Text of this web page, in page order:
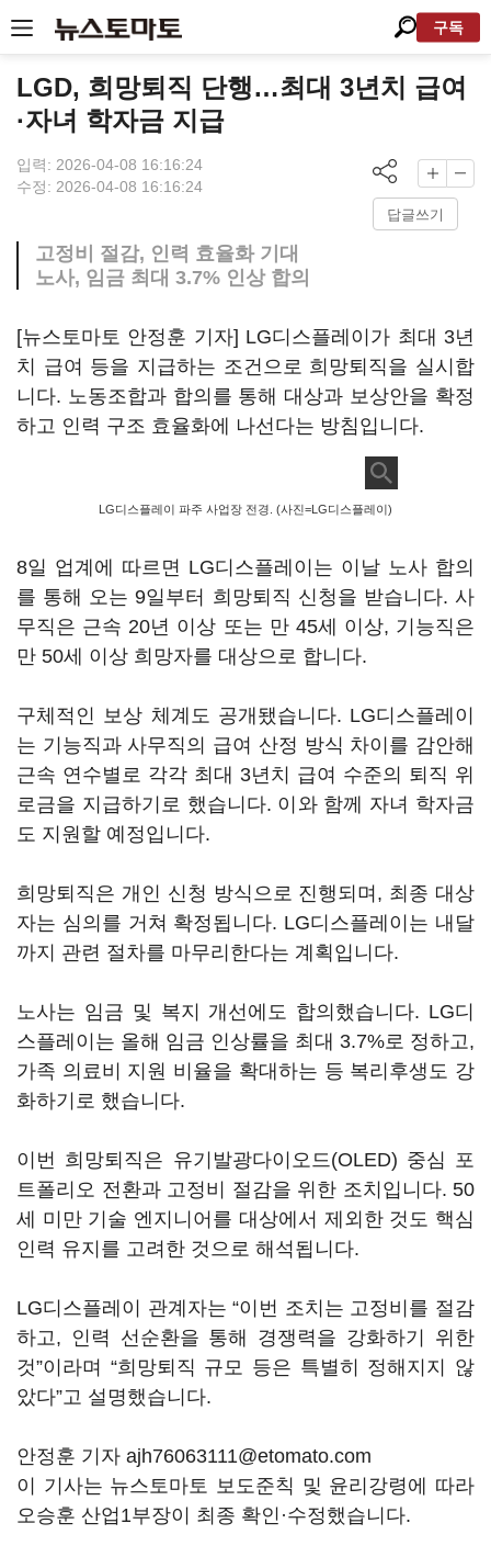
구독
LGD, 희망퇴직 단행…최대 3년치 급여
·자녀 학자금 지급
입력: 2026-04-08 16:16:24
수정: 2026-04-08 16:16:24
답글쓰기
고정비 절감, 인력 효율화 기대
노사, 임금 최대 3.7% 인상 합의
[뉴스토마토 안정훈 기자] LG디스플레이가 최대 3년
치 급여 등을 지급하는 조건으로 희망퇴직을 실시합
니다. 노동조합과 합의를 통해 대상과 보상안을 확정
하고 인력 구조 효율화에 나선다는 방침입니다.
LG디스플레이 파주 사업장 전경. (사진=LG디스플레이)
8일 업계에 따르면 LG디스플레이는 이날 노사 합의
를 통해 오는 9일부터 희망퇴직 신청을 받습니다. 사
무직은 근속 20년 이상 또는 만 45세 이상, 기능직은
만 50세 이상 희망자를 대상으로 합니다.
구체적인 보상 체계도 공개됐습니다. LG디스플레이
는 기능직과 사무직의 급여 산정 방식 차이를 감안해
근속 연수별로 각각 최대 3년치 급여 수준의 퇴직 위
로금을 지급하기로 했습니다. 이와 함께 자녀 학자금
도 지원할 예정입니다.
희망퇴직은 개인 신청 방식으로 진행되며, 최종 대상
자는 심의를 거쳐 확정됩니다. LG디스플레이는 내달
까지 관련 절차를 마무리한다는 계획입니다.
노사는 임금 및 복지 개선에도 합의했습니다. LG디
스플레이는 올해 임금 인상률을 최대 3.7%로 정하고,
가족 의료비 지원 비율을 확대하는 등 복리후생도 강
화하기로 했습니다.
이번 희망퇴직은 유기발광다이오드(OLED) 중심 포
트폴리오 전환과 고정비 절감을 위한 조치입니다. 50
세 미만 기술 엔지니어를 대상에서 제외한 것도 핵심
인력 유지를 고려한 것으로 해석됩니다.
LG디스플레이 관계자는 “이번 조치는 고정비를 절감
하고, 인력 선순환을 통해 경쟁력을 강화하기 위한
것”이라며 “희망퇴직 규모 등은 특별히 정해지지 않
았다”고 설명했습니다.
안정훈 기자 ajh76063111@etomato.com
이 기사는 뉴스토마토 보도준칙 및 윤리강령에 따라
오승훈 산업1부장이 최종 확인·수정했습니다.